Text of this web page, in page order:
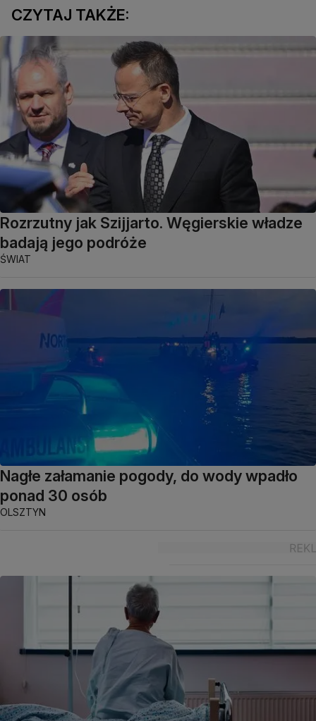
CZYTAJ TAKŻE:
Rozrzutny jak Szijjarto. Węgierskie władze
badają jego podróże
ŚWIAT
Nagłe załamanie pogody, do wody wpadło
ponad 30 osób
OLSZTYN